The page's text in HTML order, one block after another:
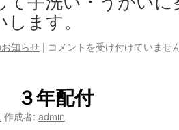
ます。
知らせ | ほ
だ
よ
り
コメントを受け付けていませ
３年配付
作成者: admin